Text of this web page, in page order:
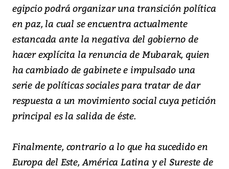
egipcio podrá organizar una transición política
en paz, la cual se encuentra actualmente
estancada ante la negativa del gobierno de
hacer explícita la renuncia de Mubarak, quien
ha cambiado de gabinete e impulsado una
serie de políticas sociales para tratar de dar
respuesta a un movimiento social cuya petición
principal es la salida de éste.
Finalmente, contrario a lo que ha sucedido en
Europa del Este, América Latina y el Sureste de